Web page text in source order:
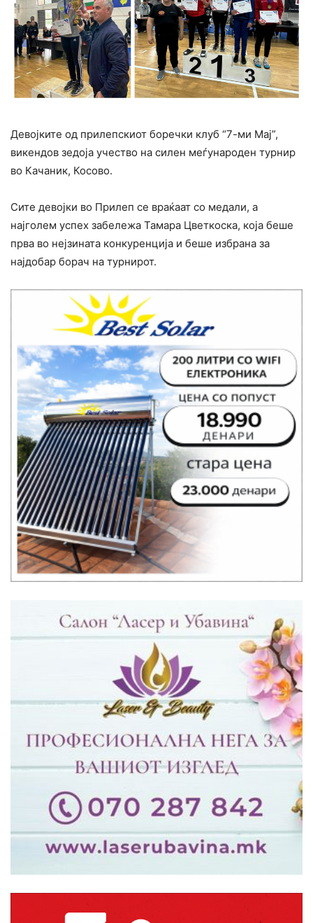
Девојките од прилепскиот боречки клуб “7-ми Мај”,
викендов зедоја учество на силен меѓународен турнир
во Качаник, Косово.
Сите девојки во Прилеп се враќаат со медали, а
најголем успех забележа Тамара Цветкоска, која беше
прва во нејзината конкуренција и беше избрана за
најдобар борач на турнирот.